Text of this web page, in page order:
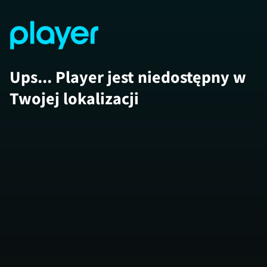
Ups... Player jest niedostępny w
Twojej lokalizacji